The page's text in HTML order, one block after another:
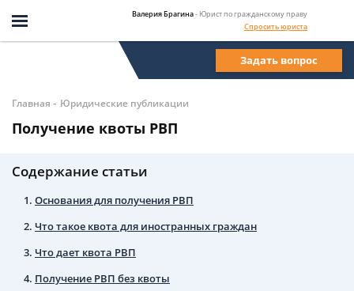
Валерия Брагина- Юрист по гражданскому праву
Спросить юриста
Задать вопрос
Главная - Юридические публикации
Получение квоты РВП
Содержание статьи
Основания для получения РВП
Что такое квота для иностранных граждан
Что дает квота РВП
Получение РВП без квоты